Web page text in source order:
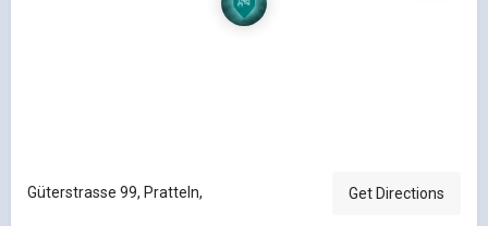
Güterstrasse 99, Pratteln, Get Directions